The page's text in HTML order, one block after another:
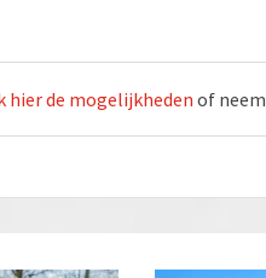
hier de mogelijkheden of neem